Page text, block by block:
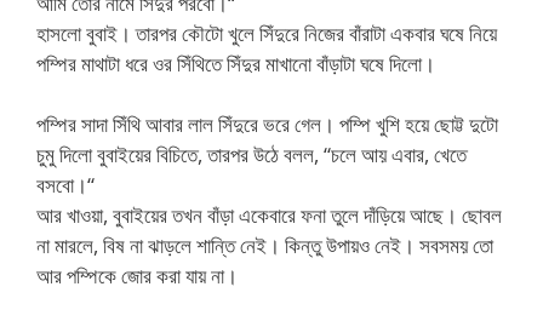
হাসলো বুবাই। তারপর কৌটো খুলে সিঁদুরে নিজের বাঁরাটা একবার ঘষে নিয়ে
পম্পির মাথাটা ধরে ওর সিঁথিতে সিঁদুর মাখানো বাঁড়াটা ঘষে দিলো।
পম্পির সাদা সিঁথি আবার লাল সিঁদুরে ভরে গেল। পম্পি খুশি হয়ে ছোট্ট দুটো
চুমু দিলো বুবাইয়ের বিচিতে, তারপর উঠে বলল, “চলে আয় এবার, খেতে
বসবো।“
আর খাওয়া, বুবাইয়ের তখন বাঁড়া একেবারে ফনা তুলে দাঁড়িয়ে আছে। ছোবল
না মারলে, বিষ না ঝাড়লে শান্তি নেই। কিন্তু উপায়ও নেই। সবসময় তো
আর পম্পিকে জোর করা যায় না।